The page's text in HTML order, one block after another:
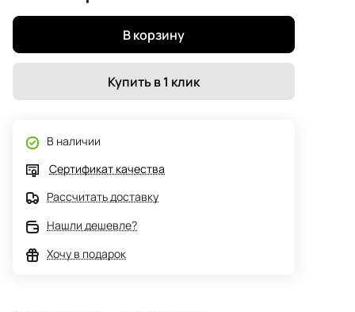
В корзину
Купить в 1 клик
В наличии
Сертификат качества
Рассчитать доставку
Нашли дешевле?
Хочу в подарок